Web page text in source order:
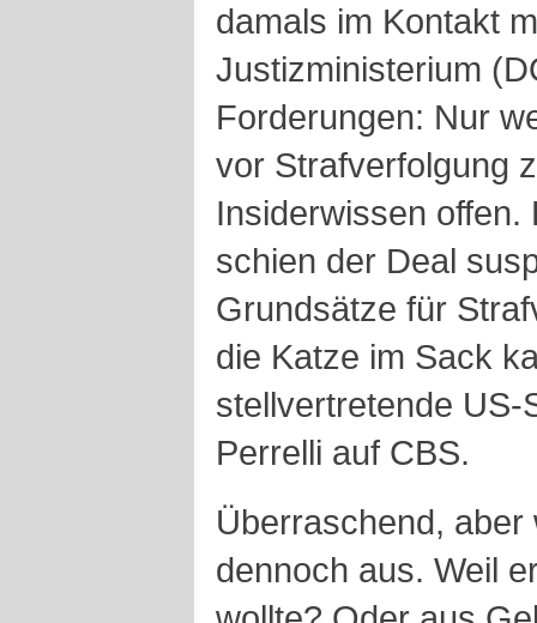
damals im Kontakt
Justizministerium
Forderungen: Nur
vor Strafverfolgung
Insiderwissen offen.
schien der Deal
Grundsätze für
die Katze im Sack
stellvertretende US-
Perrelli auf CBS.
Überraschend,
dennoch aus. Weil